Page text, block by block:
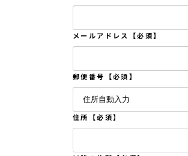
い
る
す。
メールアドレス【必須】
郵便番号【必須】
住所【必須】